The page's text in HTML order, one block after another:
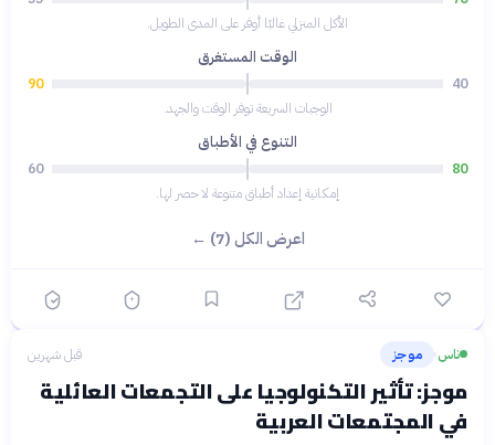
الأكل المنزلي غالبًا أوفر على المدى الطويل.
الوقت المستغرق
40
90
الوجبات السريعة توفر الوقت والجهد.
التنوع في الأطباق
80
60
إمكانية إعداد أطباق متنوعة لا حصر لها.
اعرض الكل (7) ←
ناس› موجز قبل شهرين
موجز: تأثير التكنولوجيا على التجمعات العائلية
في المجتمعات العربية